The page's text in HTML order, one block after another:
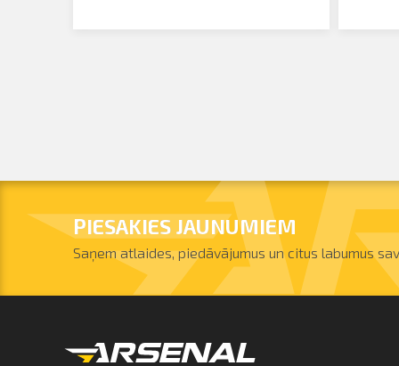
PIESAKIES JAUNUMIEM
Saņem atlaides, piedāvājumus un citus labumus